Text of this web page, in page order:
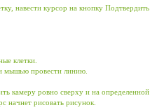
навести курсор на кнопку Подтвердить
клетки.
мышью провести линию.
камеру ровно сверху и на определенной
начнет рисовать рисунок.